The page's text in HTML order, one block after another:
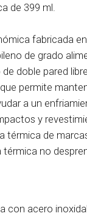
de 399 ml.
fabricada en
de grado
doble pared
permite
a un
y
térmica de
no
con acero